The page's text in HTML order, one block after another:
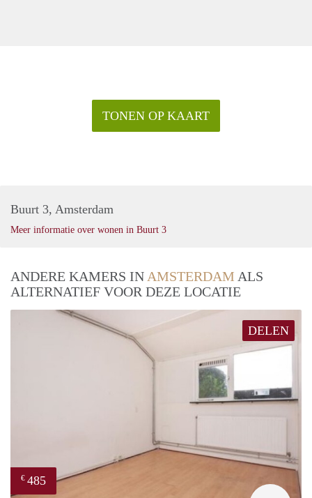
TONEN OP KAART
Buurt 3, Amsterdam
Meer informatie over wonen in Buurt 3
ANDERE KAMERS IN AMSTERDAM ALS
ALTERNATIEF VOOR DEZE LOCATIE
DELEN
€ 485
rent